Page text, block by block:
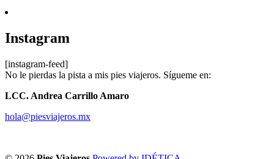
Instagram
[instagram-feed]
No le pierdas la pista a mis pies viajeros. Sígueme en:
LCC. Andrea Carrillo Amaro
hola@piesviajeros.mx